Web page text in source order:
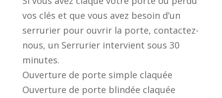
vos clés et que vous avez besoin d’un
serrurier pour ouvrir la porte, contactez-
nous, un Serrurier intervient sous 30
minutes.
Ouverture de porte simple claquée
Ouverture de porte blindée claquée